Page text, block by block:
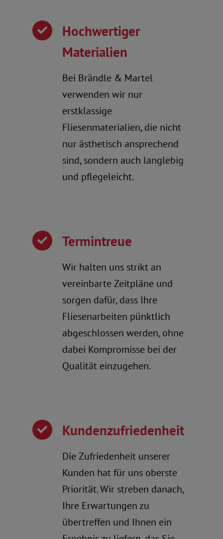
Hochwertiger
Materialien
Bei Brändle & Martel
verwenden wir nur
erstklassige
Fliesenmaterialien, die nicht
nur ästhetisch ansprechend
sind, sondern auch langlebig
und pflegeleicht.
Termintreue
Wir halten uns strikt an
vereinbarte Zeitpläne und
sorgen dafür, dass Ihre
Fliesenarbeiten pünktlich
abgeschlossen werden, ohne
dabei Kompromisse bei der
Qualität einzugehen.
Kundenzufriedenheit
Die Zufriedenheit unserer
Kunden hat für uns oberste
Priorität. Wir streben danach,
Ihre Erwartungen zu
übertreffen und Ihnen ein